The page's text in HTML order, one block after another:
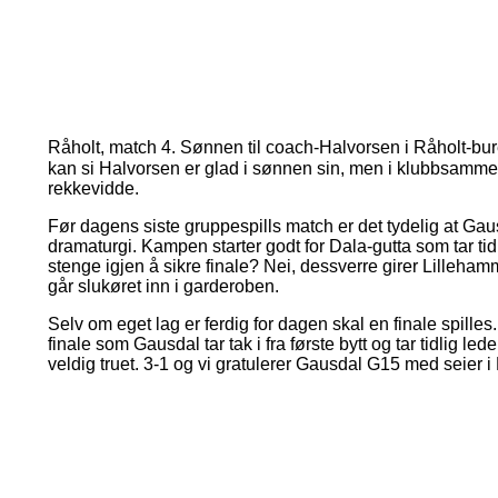
Råholt, match 4. Sønnen til coach-Halvorsen i Råholt-
kan si Halvorsen er glad i sønnen sin, men i
rekkevidde.
Før dagens siste gruppespills match er det tydelig at
dramaturgi. Kampen starter godt for Dala-gutta som tar
stenge igjen å sikre finale? Nei, dessverre girer
går slukøret inn i garderoben.
Selv om eget lag er ferdig for dagen skal en finale
finale som Gausdal tar tak i fra første bytt og tar tidlig
veldig truet. 3-1 og vi gratulerer Gausdal G15 med seier i